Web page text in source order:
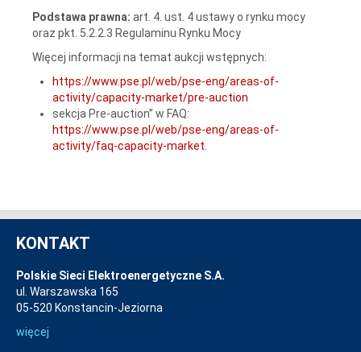
Podstawa prawna: art. 4. ust. 4 ustawy o rynku mocy
oraz pkt. 5.2.2.3 Regulaminu Rynku Mocy
Więcej informacji na temat aukcji wstępnych:
https://www.pse.pl/web/pse-eng/areas-of-
activity/capacity-market/pre-auction
sekcja Pre-auction” w FAQ:
https://www.pse.pl/web/pse-eng/areas-of-
activity/faq-capacity-market
KONTAKT
Polskie Sieci Elektroenergetyczne S.A.
ul. Warszawska 165
05-520 Konstancin-Jeziorna
więcej